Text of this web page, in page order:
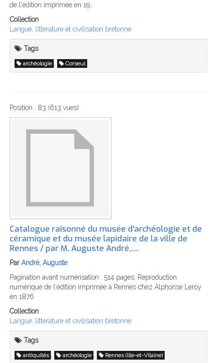
de l'édition imprimée en 19..
Collection
Langue, littérature et civilisation bretonne
Tags
archéologie , Corseul
Position : 83 (613 vues)
Catalogue raisonné du musée d'archéologie et de
céramique et du musée lapidaire de la ville de
Rennes / par M. Auguste André,....
ParAndré, Auguste
Pagination avant numérisation : 514 pages. Reproduction
numérique de l'édition imprimée à Rennes chez Alphonse Leroy
en 1876
Collection
Langue, littérature et civilisation bretonne
Tags
antiquités , archéologie , Rennes (Ille-et-Vilaine)